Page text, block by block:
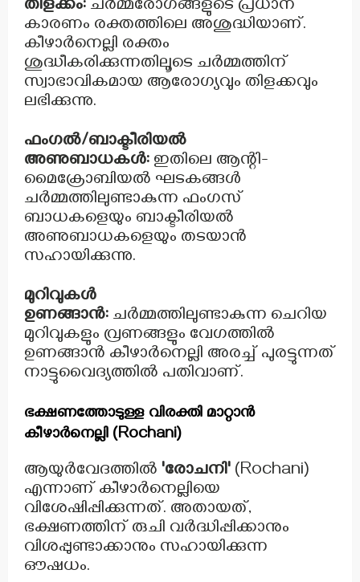
തിളക്കം: ചർമ്മരോഗങ്ങളുടെ പ്രധാന
കാരണം രക്തത്തിലെ അശുദ്ധിയാണ്.
കീഴാർനെല്ലി രക്തം
ശുദ്ധീകരിക്കുന്നതിലൂടെ ചർമ്മത്തിന്
സ്വാഭാവികമായ ആരോഗ്യവും തിളക്കവും
ലഭിക്കുന്നു.
ഫംഗൽ/ബാക്ടീരിയൽ
അണുബാധകൾ: ഇതിലെ ആന്റി-
മൈക്രോബിയൽ ഘടകങ്ങൾ
ചർമ്മത്തിലുണ്ടാകുന്ന ഫംഗസ്
ബാധകളെയും ബാക്ടീരിയൽ
അണുബാധകളെയും തടയാൻ
സഹായിക്കുന്നു.
മുറിവുകൾ
ഉണങ്ങാൻ: ചർമ്മത്തിലുണ്ടാകുന്ന ചെറിയ
മുറിവുകളും വ്രണങ്ങളും വേഗത്തിൽ
ഉണങ്ങാൻ കീഴാർനെല്ലി അരച്ച് പുരട്ടുന്നത്
നാട്ടുവൈദ്യത്തിൽ പതിവാണ്.
ഭക്ഷണത്തോടുള്ള വിരക്തി മാറ്റാൻ
കീഴാർനെല്ലി (Rochani)
ആയുർവേദത്തിൽ 'രോചനി' (Rochani)
എന്നാണ് കീഴാർനെല്ലിയെ
വിശേഷിപ്പിക്കുന്നത്. അതായത്,
ഭക്ഷണത്തിന് രുചി വർദ്ധിപ്പിക്കാനും
വിശപ്പുണ്ടാക്കാനും സഹായിക്കുന്ന
ഔഷധം.